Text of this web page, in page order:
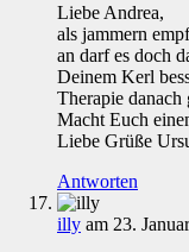
Liebe Andrea,
als jammern
an darf es doch
Deinem Kerl
Therapie danach
Macht Euch
Liebe Grüße
Antworten
illy am 23.